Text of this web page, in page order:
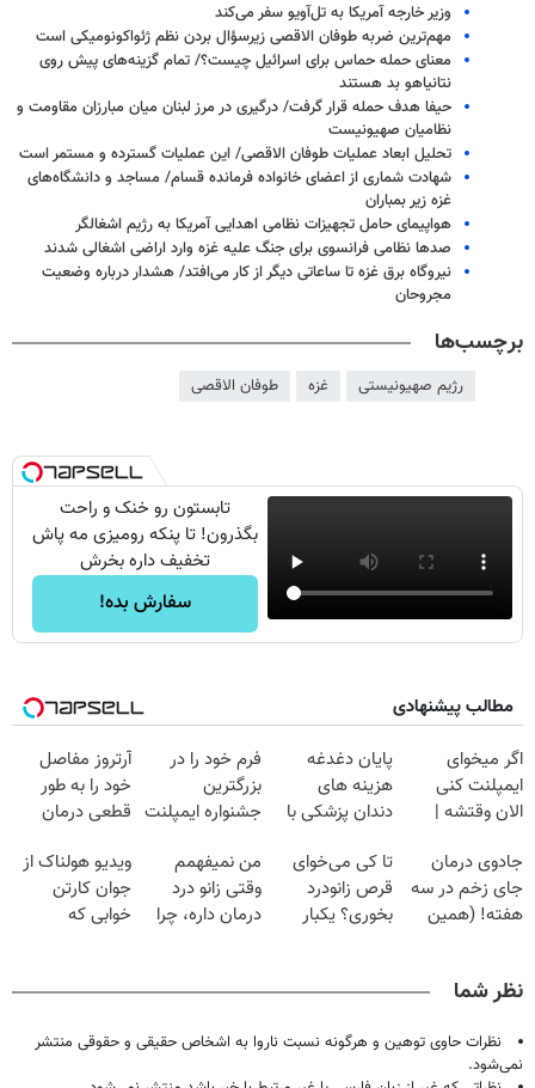
وزیر خارجه آمریکا به تل‌آویو سفر می‌کند
مهم‌ترین ضربه طوفان الاقصی زیرسؤال بردن نظم ژئواکونومیکی است
معنای حمله حماس برای اسرائیل چیست؟/ تمام گزینه‌های پیش روی
نتانیاهو بد هستند
حیفا هدف حمله قرار گرفت/ درگیری در مرز لبنان میان مبارزان مقاومت و
نظامیان صهیونیست
تحلیل ابعاد عملیات طوفان الاقصی/ این عملیات گسترده و مستمر است
شهادت شماری از اعضای خانواده فرمانده قسام/ مساجد و دانشگاه‌های
غزه زیر بمباران
هواپیمای حامل تجهیزات نظامی اهدایی آمریکا به رژیم اشغالگر
صدها نظامی فرانسوی برای جنگ علیه غزه وارد اراضی اشغالی شدند
نیروگاه برق غزه تا ساعاتی دیگر از کار می‌افتد/ هشدار درباره وضعیت
مجروحان
برچسب‌ها
رژیم صهیونیستی غزه طوفان الاقصی
تابستون رو خنک و راحت
بگذرون! تا پنکه رومیزی مه پاش
تخفیف داره بخرش
سفارش بده!
مطالب پیشنهادی
اگر میخوای
ایمپلنت کنی
الان وقتشه |
میلیون تومان!!!
پایان دغدغه
هزینه های
دندان پزشکی با
خانگی
فرم خود را در
بزرگترین
جشنواره ایمپلنت
فقط ۲۵ میلیون
آرتروز مفاصل
خود را به طور
قطعی درمان
◗پرسش‌نامه◖
جادوی درمان
جای زخم در سه
هفته! (همین
تا کی می‌خوای
قرص زانودرد
بخوری؟ یکبار
من نمیفهمم
وقتی زانو درد
درمان داره، چرا
ویدیو هولناک از
جوان کارتن
خوابی که
نظر شما
نظرات حاوی توهین و هرگونه نسبت ناروا به اشخاص حقیقی و حقوقی منتشر
نمی‌شود.